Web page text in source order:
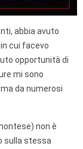
abbia avuto
cui facevo
opportunità di
mi sono
da numerosi
non è
sulla stessa